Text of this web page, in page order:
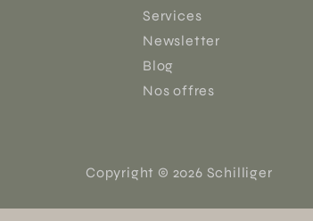
Services
Newsletter
Blog
Nos offres
Copyright © 2026 Schilliger